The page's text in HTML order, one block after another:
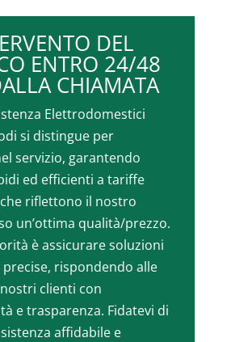
DEL
ENTRO 24/48
CHIAMATA
Elettrodomestici
si distingue per
servizio, garantendo
ed efficienti a tariffe
riflettono il nostro
un’ottima qualità/prezzo.
è assicurare soluzioni
rispondendo alle
clienti con
e trasparenza. Fidatevi di
affidabile e